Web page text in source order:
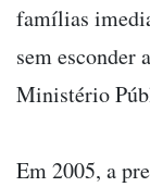
famílias
sem esconder
Ministério
Em 2005, a